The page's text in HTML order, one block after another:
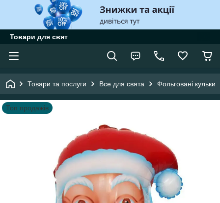
Товари для свят
Товари та послуги Все для свята Фольговані кульки
Топ продажів